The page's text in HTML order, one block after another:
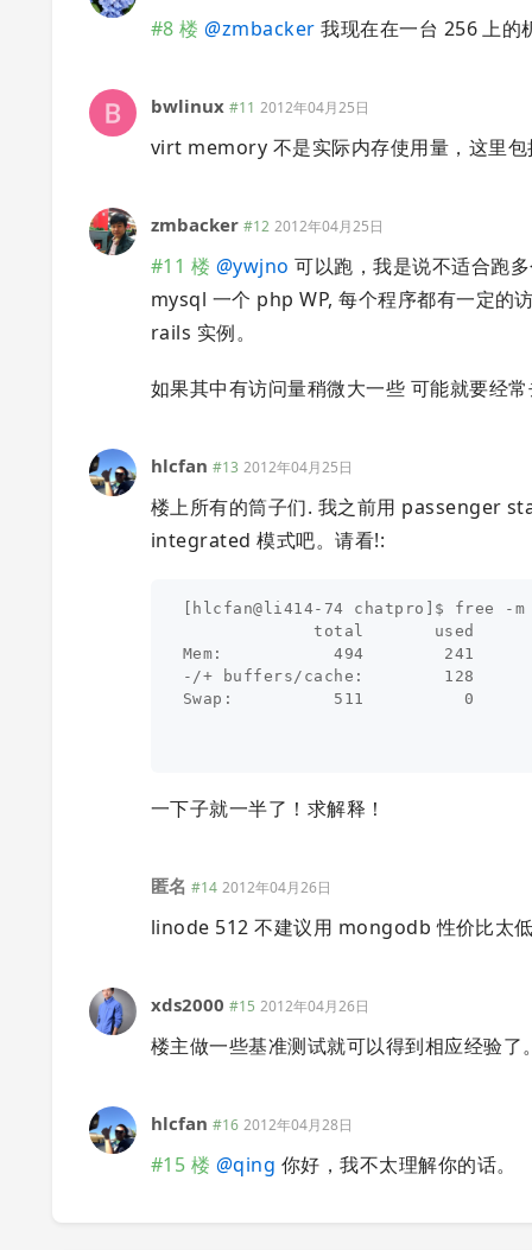
#8 楼 @zmbacker 我现在在一台 256 上的
bwlinux #11 2012年04月25日
virt memory 不是实际内存使用量，这里包
zmbacker #12 2012年04月25日
#11 楼 @ywjno 可以跑，我是说不适合跑
mysql 一个 php WP, 每个程序都有一定的
rails 实例。
如果其中有访问量稍微大一些 可能就要经
hlcfan #13 2012年04月25日
楼上所有的筒子们. 我之前用 passenger
integrated 模式吧。请看!:
[hlcfan@li414-74 chatpro]$ free -m
total       used
Mem:           494        241
-/+ buffers/cache:        128
Swap:          511          0
一下子就一半了！求解释！
匿名 #14 2012年04月26日
linode 512 不建议用 mongodb 性价比太
xds2000 #15 2012年04月26日
楼主做一些基准测试就可以得到相应经验了
hlcfan #16 2012年04月28日
#15 楼 @qing 你好，我不太理解你的话。